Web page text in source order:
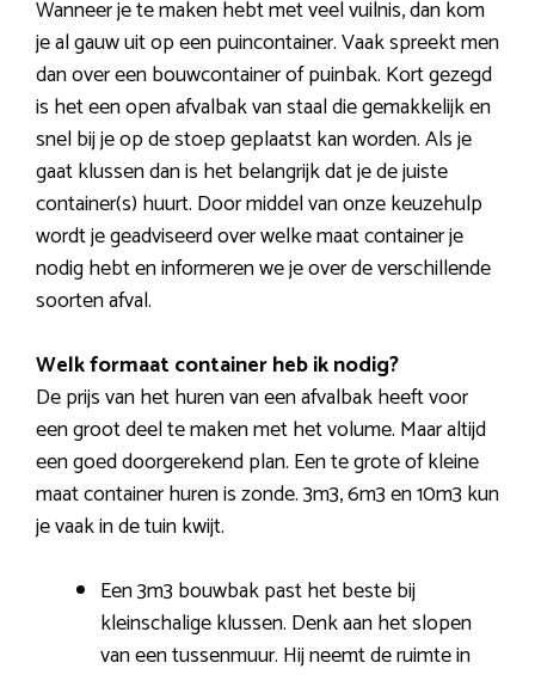
Wanneer je te maken hebt met veel vuilnis, dan kom
je al gauw uit op een puincontainer. Vaak spreekt men
dan over een bouwcontainer of puinbak. Kort gezegd
is het een open afvalbak van staal die gemakkelijk en
snel bij je op de stoep geplaatst kan worden. Als je
gaat klussen dan is het belangrijk dat je de juiste
container(s) huurt. Door middel van onze keuzehulp
wordt je geadviseerd over welke maat container je
nodig hebt en informeren we je over de verschillende
soorten afval.
Welk formaat container heb ik nodig?
De prijs van het huren van een afvalbak heeft voor
een groot deel te maken met het volume. Maar altijd
een goed doorgerekend plan. Een te grote of kleine
maat container huren is zonde. 3m3, 6m3 en 10m3 kun
je vaak in de tuin kwijt.
Een 3m3 bouwbak past het beste bij
kleinschalige klussen. Denk aan het slopen
van een tussenmuur. Hij neemt de ruimte in